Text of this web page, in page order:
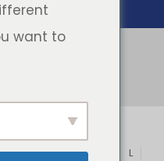
G H I J
L
want to